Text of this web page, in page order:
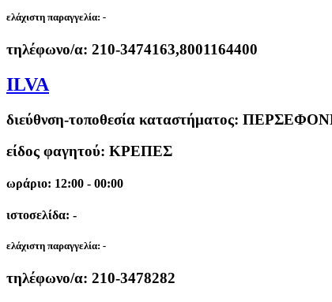
ελάχιστη παραγγελία: -
τηλέφωνο/α: 210-3474163,8001164400
ILVA
διεύθνση-τοποθεσία καταστήματος:
είδος φαγητού: ΚΡΕΠΕΣ
ωράριο: 12:00 - 00:00
ιστοσελίδα: -
ελάχιστη παραγγελία: -
τηλέφωνο/α: 210-3478282